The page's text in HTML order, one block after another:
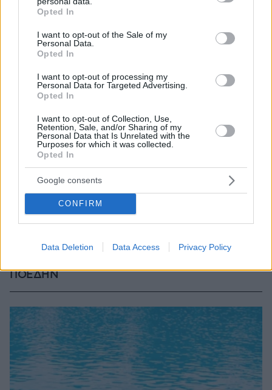
grant or deny consent to Google and its third-party tags to
use your data for below specified purposes in below Google
consent section.
Opted In
I want to opt-out of the Sale of my
Personal Data.
Opted In
I want to opt-out of processing my
Personal Data for Targeted Advertising.
Opted In
I want to opt-out of Collection, Use,
Retention, Sale, and/or Sharing of my
Personal Data that Is Unrelated with the
Purposes for which it was collected.
Opted In
Google consents
CONFIRM
Data Deletion Data Access Privacy Policy
του Ερυθρού Σταυρού, την άρπαξε από τα μαλλιά
ΠΟΕΔΗΝ
πριν μία ώρα